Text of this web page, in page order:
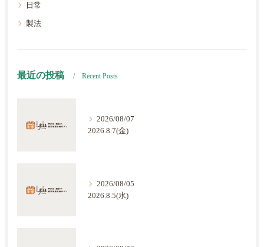
日常
製法
最近の投稿 Recent Posts
2026/08/07
2026.8.7(金)
2026/08/05
2026.8.5(水)